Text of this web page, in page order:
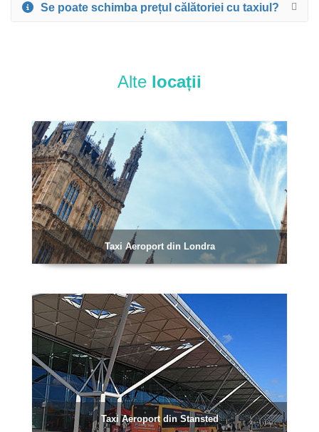
Se poate schimba prețul călătoriei cu taxiul?
Alte locații
Taxi Aeroport din Londra
Taxi Aeroport din Stansted